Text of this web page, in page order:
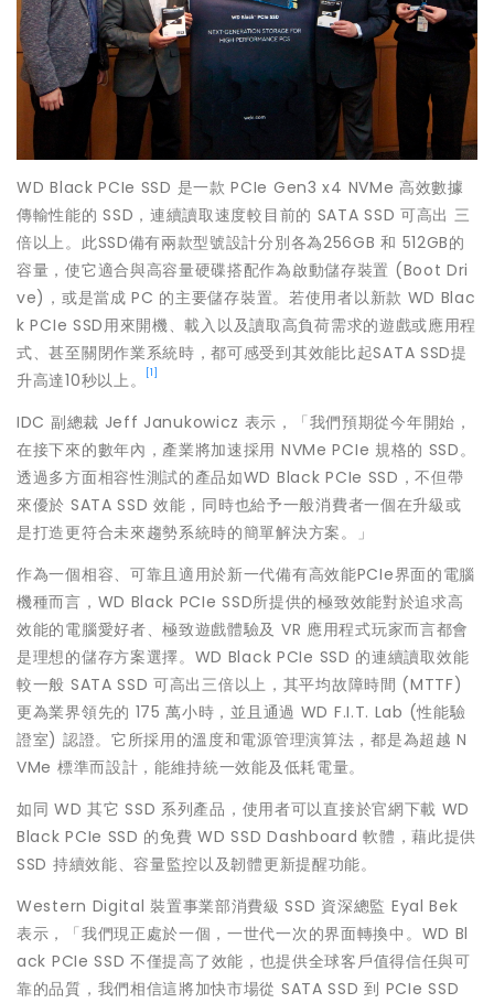
WD Black PCIe SSD 是一款 PCIe Gen3 x4 NVMe 高效數據
傳輸性能的 SSD，連續讀取速度較目前的 SATA SSD 可高出 三
倍以上。此SSD備有兩款型號設計分別各為256GB 和 512GB的
容量，使它適合與高容量硬碟搭配作為啟動儲存裝置 (Boot Dri
ve)，或是當成 PC 的主要儲存裝置。若使用者以新款 WD Blac
k PCIe SSD用來開機、載入以及讀取高負荷需求的遊戲或應用程
式、甚至關閉作業系統時，都可感受到其效能比起SATA SSD提
升高達10秒以上。
[1]
IDC 副總裁 Jeff Janukowicz 表示，「我們預期從今年開始，
在接下來的數年內，產業將加速採用 NVMe PCIe 規格的 SSD。
透過多方面相容性測試的產品如WD Black PCIe SSD，不但帶
來優於 SATA SSD 效能，同時也給予一般消費者一個在升級或
是打造更符合未來趨勢系統時的簡單解決方案。」
作為一個相容、可靠且適用於新一代備有高效能PCIe界面的電腦
機種而言，WD Black PCIe SSD所提供的極致效能對於追求高
效能的電腦愛好者、極致遊戲體驗及 VR 應用程式玩家而言都會
是理想的儲存方案選擇。WD Black PCIe SSD 的連續讀取效能
較一般 SATA SSD 可高出三倍以上，其平均故障時間 (MTTF)
更為業界領先的 175 萬小時，並且通過 WD F.I.T. Lab (性能驗
證室) 認證。它所採用的溫度和電源管理演算法，都是為超越 N
VMe 標準而設計，能維持統一效能及低耗電量。
如同 WD 其它 SSD 系列產品，使用者可以直接於官網下載 WD
Black PCIe SSD 的免費 WD SSD Dashboard 軟體，藉此提供
SSD 持續效能、容量監控以及韌體更新提醒功能。
Western Digital 裝置事業部消費級 SSD 資深總監 Eyal Bek
表示，「我們現正處於一個，一世代一次的界面轉換中。WD Bl
ack PCIe SSD 不僅提高了效能，也提供全球客戶值得信任與可
靠的品質，我們相信這將加快市場從 SATA SSD 到 PCIe SSD